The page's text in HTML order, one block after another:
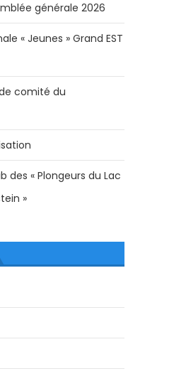
générale 2026
« Jeunes » Grand EST
comité du
des « Plongeurs du Lac
»